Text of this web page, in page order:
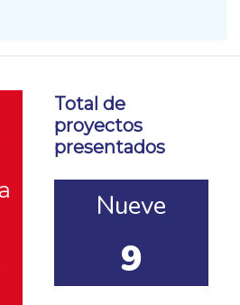
Total de
proyectos
presentados
Nueve
9